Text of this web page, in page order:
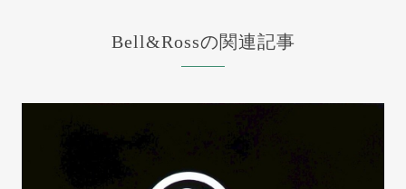
Bell&Rossの関連記事